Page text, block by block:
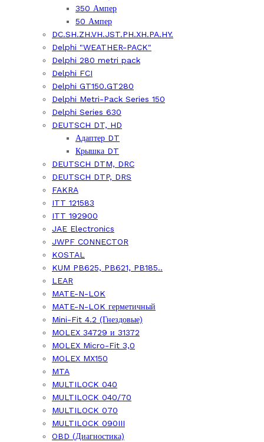
350 Ампер
50 Ампер
DC.SH.ZH.VH.JST.PH.XH.PA.HY.
Delphi "WEATHER-PACK"
Delphi 280 metri pack
Delphi FCI
Delphi GT150.GT280
Delphi Metri-Pack Series 150
Delphi Series 630
DEUTSCH DT, HD
Адаптер DT
Крышка DT
DEUTSCH DTM, DRC
DEUTSCH DTP, DRS
FAKRA
ITT 121583
ITT 192900
JAE Electronics
JWPF CONNECTOR
KOSTAL
KUM PB625, PB621, PB185..
LEAR
MATE-N-LOK
MATE-N-LOK герметичный
Mini-Fit 4.2 (Гнездовые)
MOLEX 34729 и 31372
MOLEX Micro-Fit 3,0
MOLEX MX150
MTA
MULTILOCK 040
MULTILOCK 040/70
MULTILOCK 070
MULTILOCK 090III
OBD (Диагностика)